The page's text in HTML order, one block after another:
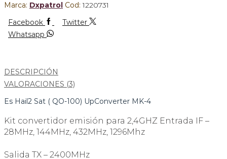
Marca: Dxpatrol Cod:1220731
Facebook
Twitter
Whatsapp
DESCRIPCIÓN
VALORACIONES (3)
Es Hail2 Sat ( QO-100) UpConverter MK-4
Kit convertidor emisión para 2,4GHZ Entrada IF –
28MHz, 144MHz, 432MHz, 1296Mhz
Salida TX – 2400MHz